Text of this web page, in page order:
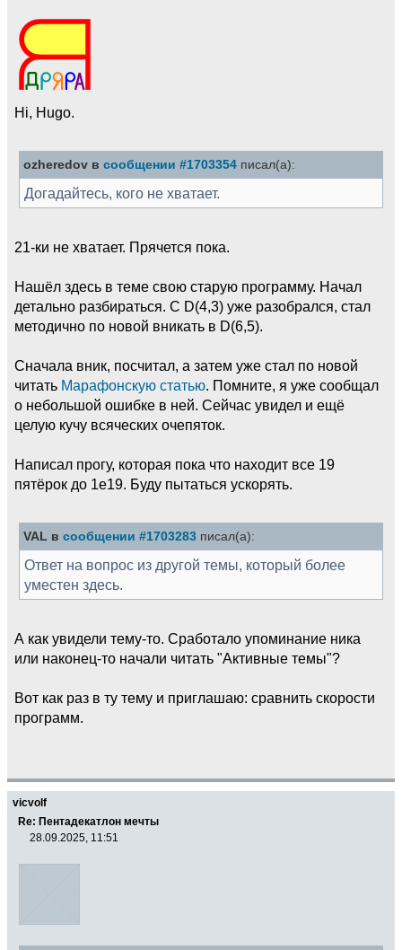
Hi, Hugo.
ozheredov в сообщении #1703354 писал(а):
Догадайтесь, кого не хватает.
21-ки не хватает. Прячется пока.
Нашёл здесь в теме свою старую программу. Начал
детально разбираться. С D(4,3) уже разобрался, стал
методично по новой вникать в D(6,5).
Сначала вник, посчитал, а затем уже стал по новой
читать Марафонскую статью. Помните, я уже сообщал
о небольшой ошибке в ней. Cейчас увидел и ещё
целую кучу всяческих очепяток.
Написал прогу, которая пока что находит все 19
пятёрок до 1e19. Буду пытаться ускорять.
VAL в сообщении #1703283 писал(а):
Ответ на вопрос из другой темы, который более
уместен здесь.
А как увидели тему-то. Сработало упоминание ника
или наконец-то начали читать "Активные темы"?
Вот как раз в ту тему и приглашаю: сравнить скорости
программ.
vicvolf
Re: Пентадекатлон мечты
28.09.2025, 11:51